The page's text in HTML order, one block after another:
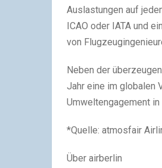
Auslastungen auf
ICAO oder IATA und
von
Neben der
Jahr eine im globalen
Umweltengagement
*Quelle: atmosfair
Über airberlin